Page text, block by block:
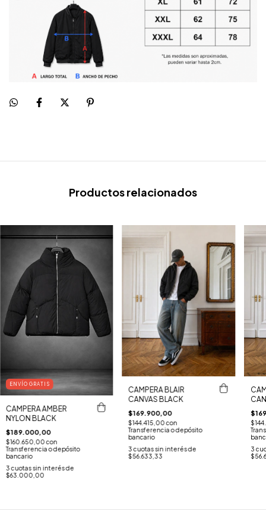
Productos relacionados
ENVÍO GRATIS
CAMPERA AMBER
NYLON BLACK
$189.000,00
$160.650,00con
Transferencia o depósito
bancario
3 cuotas sin interés de
$63.000,00
CAMPERA BLAIR
CANVAS BLACK
$169.900,00
$144.415,00con
Transferencia o depósito
bancario
3 cuotas sin interés de
$56.633,33
3